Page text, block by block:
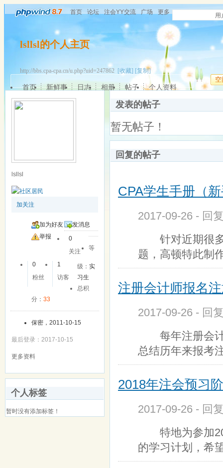
首页 论坛 注会YY交流 广场 更多 用
lsllsl的个人主页
http://bbs.cpa-cpa.cn/u.php?uid=247862 [收藏] [复制]
空
首页 新鲜事 日志 相册 帖子 个人资料
lsllsl
加关注
加为好友
发消息
举报
0
关注
0
粉丝
1
访客
等
级：实
习生
总积
分： 33
保密，2011-10-15
最后登录：2017-10-15
更多资料
个人标签
暂时没有添加标签！
发表的帖子
暂无帖子！
回复的帖子
CPA学生手册（
2017-09-26 - 回
针对近期很多
题，高顿特此制
注册会计师报名
2017-09-26 - 回
每年注册会计
总结历年来报考
2018年注会预习
2017-09-26 - 回
特地为参加
的学习计划，希